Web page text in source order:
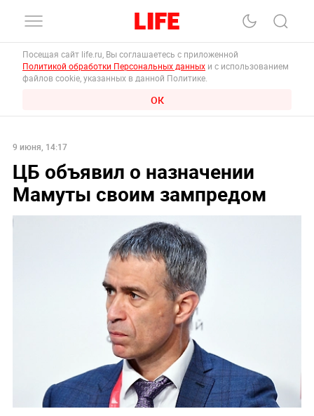
Посещая сайт life.ru, Вы соглашаетесь с приложенной
Политикой обработки Персональных данных и с использованием
файлов cookie, указанных в данной Политике.
ОК
9 июня, 14:17
ЦБ объявил о назначении
Мамуты своим зампредом